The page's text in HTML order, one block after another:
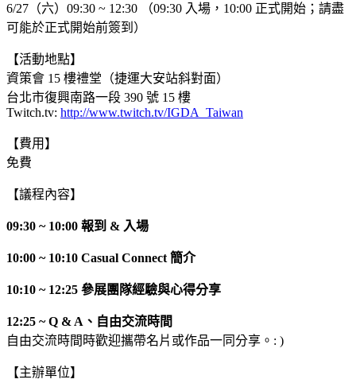
6/27（六）09:30 ~ 12:30 （09:30 入場，10:00 正式開始；請盡
可能於正式開始前簽到）
【活動地點】
資策會 15 樓禮堂（捷運大安站斜對面）
台北市復興南路一段 390 號 15 樓
Twitch.tv: http://www.twitch.tv/IGDA_Taiwan
【費用】
免費
【議程內容】
09:30 ~ 10:00 報到 & 入場
10:00 ~ 10:10 Casual Connect 簡介
10:10 ~ 12:25 參展團隊經驗與心得分享
12:25 ~ Q & A、自由交流時間
自由交流時間時歡迎攜帶名片或作品一同分享。: )
【主辦單位】